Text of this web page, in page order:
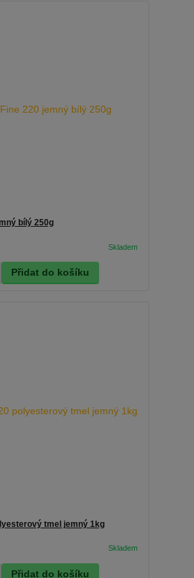
bílý 250g
Přidat do košíku
tmel jemný 1kg
Přidat do košíku